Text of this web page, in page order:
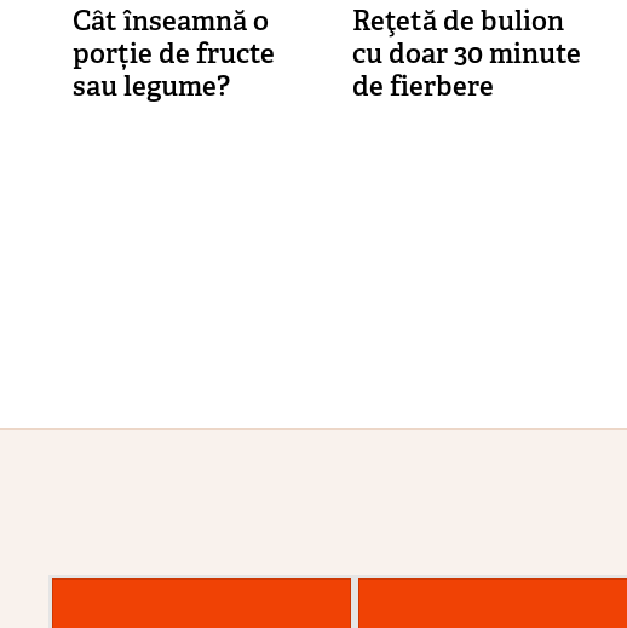
Cât înseamnă o
porție de fructe
sau legume?
Reţetă de bulion
cu doar 30 minute
de fierbere